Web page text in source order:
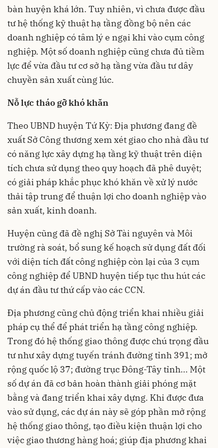
bàn huyện khá lớn. Tuy nhiên, vì chưa được đầu
tư hệ thống kỹ thuật hạ tầng đồng bộ nên các
doanh nghiệp có tâm lý e ngại khi vào cụm công
nghiệp. Một số doanh nghiệp cũng chưa đủ tiềm
lực để vừa đầu tư cơ sở hạ tầng vừa đầu tư dây
chuyền sản xuất cùng lúc.
Nỗ lực tháo gỡ khó khăn
Theo UBND huyện Tứ Kỳ: Địa phương đang đề
xuất Sở Công thương xem xét giao cho nhà đầu tư
có năng lực xây dựng hạ tầng kỹ thuật trên diện
tích chưa sử dụng theo quy hoạch đã phê duyệt;
có giải pháp khắc phục khó khăn về xử lý nước
thải tập trung để thuận lợi cho doanh nghiệp vào
sản xuất, kinh doanh.
Huyện cũng đã đề nghị Sở Tài nguyên và Môi
trường rà soát, bổ sung kế hoạch sử dụng đất đối
với diện tích đất công nghiệp còn lại của 3 cụm
công nghiệp để UBND huyện tiếp tục thu hút các
dự án đầu tư thứ cấp vào các CCN.
Địa phương cũng chủ động triển khai nhiều giải
pháp cụ thể để phát triển hạ tầng công nghiệp.
Trong đó hệ thống giao thông được chú trọng đầu
tư như xây dựng tuyến tránh đường tỉnh 391; mở
rộng quốc lộ 37; đường trục Đông-Tây tỉnh... Một
số dự án đã cơ bản hoàn thành giải phóng mặt
bằng và đang triển khai xây dựng. Khi được đưa
vào sử dụng, các dự án này sẽ góp phần mở rộng
hệ thống giao thông, tạo điều kiện thuận lợi cho
việc giao thương hàng hoá; giúp địa phương khai